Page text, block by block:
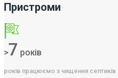
Пристроми
>7 років
років працюємо з чищення септиків